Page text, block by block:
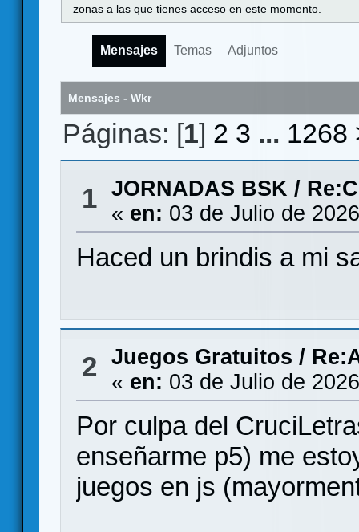
zonas a las que tienes acceso en este momento.
Mensajes Temas Adjuntos
Mensajes - Wkr
Páginas: [1] 2 3 ... 1268
1 JORNADAS BSK /
« en: 03 de Julio de
Haced un brindis a mi
2 Juegos Gratuitos /
« en: 03 de Julio de
Por culpa del
enseñarme p5) me
juegos en js